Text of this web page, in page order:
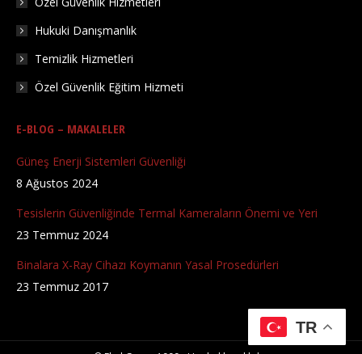
Hukuki Danışmanlık
Temizlik Hizmetleri
Özel Güvenlik Eğitim Hizmeti
E-BLOG – MAKALELER
Güneş Enerji Sistemleri Güvenliği
8 Ağustos 2024
Tesislerin Güvenliğinde Termal Kameraların Önemi ve Yeri
23 Temmuz 2024
Binalara X-Ray Cihazı Koymanın Yasal Prosedürleri
23 Temmuz 2017
TR